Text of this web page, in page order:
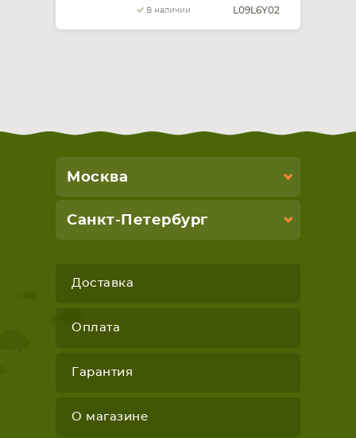
В наличии L09L6Y02
Москва
Санкт-Петербург
Доставка
Оплата
Гарантия
О магазине